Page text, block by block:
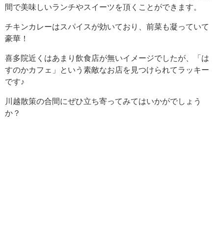
間で美味しいランチやスイーツを頂くことができます。
チキンカレーはスパイスが効いており、前菜も凝っていて
豪華！
喜多院近くはあまり飲食店が無いイメージでしたが、「は
すのかカフェ」という素敵なお店を見つけられてラッキー
です♪
川越散策の合間にぜひ立ち寄ってみてはいかがでしょう
か？